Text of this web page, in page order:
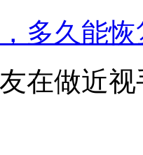
多久能
在做近